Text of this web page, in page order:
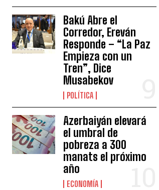
Bakú Abre el
Corredor, Ereván
Responde – “La Paz
Empieza con un
Tren”, Dice
Musabekov
POLÍTICA
Azerbaiyán elevará
el umbral de
pobreza a 300
manats el próximo
año
ECONOMÍA